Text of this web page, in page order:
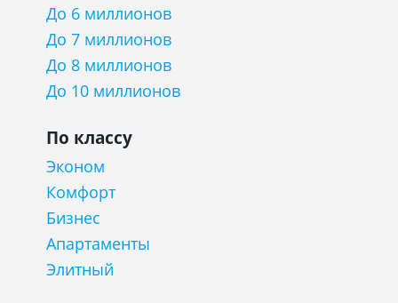
До 6 миллионов
До 7 миллионов
До 8 миллионов
До 10 миллионов
По классу
Эконом
Комфорт
Бизнес
Апартаменты
Элитный